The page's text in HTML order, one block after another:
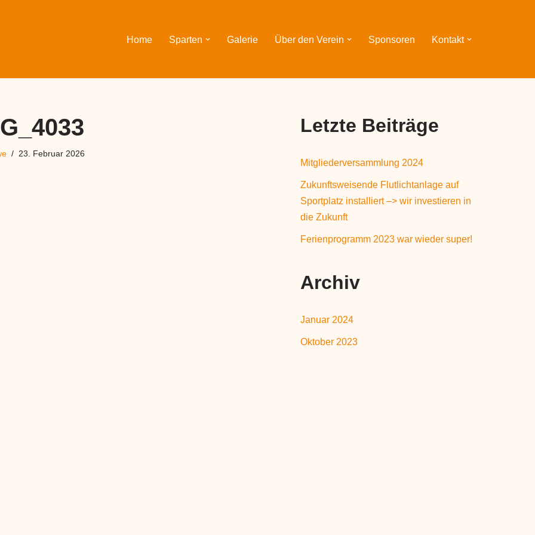
Home Sparten Galerie Über den Verein Sponsoren Kontakt
23. Februar 2026
Letzte Beiträge
Mitgliederversammlung 2024
Zukunftsweisende Flutlichtanlage auf
Sportplatz installiert –> wir investieren in
die Zukunft
Ferienprogramm 2023 war wieder super!
Archiv
Januar 2024
Oktober 2023